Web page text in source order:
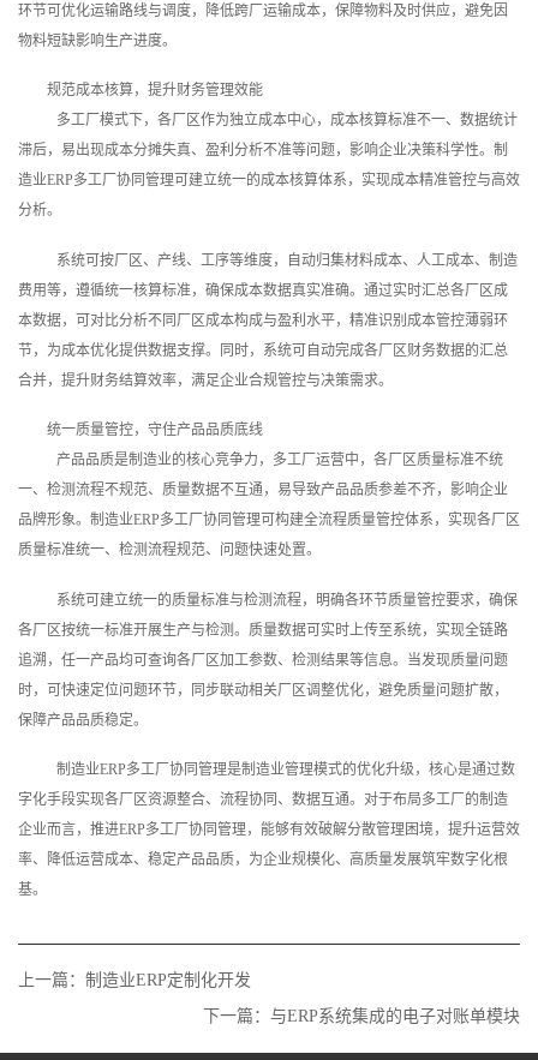
环节可优化运输路线与调度，降低跨厂运输成本，保障物料及时供应，避免因
物料短缺影响生产进度。
规范成本核算，提升财务管理效能
多工厂模式下，各厂区作为独立成本中心，成本核算标准不一、数据统计
滞后，易出现成本分摊失真、盈利分析不准等问题，影响企业决策科学性。制
造业ERP多工厂协同管理可建立统一的成本核算体系，实现成本精准管控与高效
分析。
系统可按厂区、产线、工序等维度，自动归集材料成本、人工成本、制造
费用等，遵循统一核算标准，确保成本数据真实准确。通过实时汇总各厂区成
本数据，可对比分析不同厂区成本构成与盈利水平，精准识别成本管控薄弱环
节，为成本优化提供数据支撑。同时，系统可自动完成各厂区财务数据的汇总
合并，提升财务结算效率，满足企业合规管控与决策需求。
统一质量管控，守住产品品质底线
产品品质是制造业的核心竞争力，多工厂运营中，各厂区质量标准不统
一、检测流程不规范、质量数据不互通，易导致产品品质参差不齐，影响企业
品牌形象。制造业ERP多工厂协同管理可构建全流程质量管控体系，实现各厂区
质量标准统一、检测流程规范、问题快速处置。
系统可建立统一的质量标准与检测流程，明确各环节质量管控要求，确保
各厂区按统一标准开展生产与检测。质量数据可实时上传至系统，实现全链路
追溯，任一产品均可查询各厂区加工参数、检测结果等信息。当发现质量问题
时，可快速定位问题环节，同步联动相关厂区调整优化，避免质量问题扩散，
保障产品品质稳定。
制造业ERP多工厂协同管理是制造业管理模式的优化升级，核心是通过数
字化手段实现各厂区资源整合、流程协同、数据互通。对于布局多工厂的制造
企业而言，推进ERP多工厂协同管理，能够有效破解分散管理困境，提升运营效
率、降低运营成本、稳定产品品质，为企业规模化、高质量发展筑牢数字化根
基。
上一篇： 制造业ERP定制化开发
下一篇： 与ERP系统集成的电子对账单模块